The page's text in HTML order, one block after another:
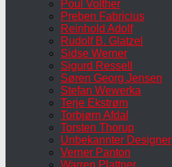
Poul Volther
Preben Fabricius
Reinhold Adolf
Rudolf B. Glatzel
Sidse Werner
Sigurd Ressell
Søren Georg Jensen
Stefan Wewerka
Terje Ekstrøm
Torbjørn Afdal
Torsten Thorup
Unbekannter Designer
Verner Panton
Warren Plattner